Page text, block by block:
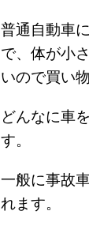
普通自動車
で、体が小
いので買い
どんなに車
す。
一般に事故
れます。